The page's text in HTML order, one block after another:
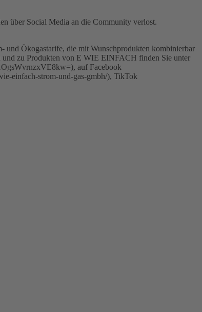
über Social Media an die Community verlost.
Ökogastarife, die mit Wunschprodukten kombinierbar
und zu Produkten von E WIE EINFACH finden Sie unter
auf Facebook
einfach-strom-und-gas-gmbh/), TikTok